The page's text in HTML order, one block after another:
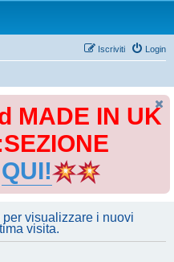
Login
Iscriviti
MADE IN UK
QUI!
visualizzare i nuovi
visita.